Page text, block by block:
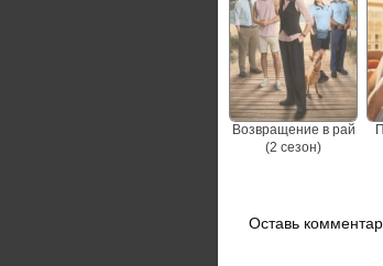
Возвращение в рай
(2 сезон)
Оставь